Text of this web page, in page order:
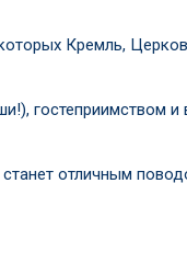
Кремль,
гостеприимством и
отличным